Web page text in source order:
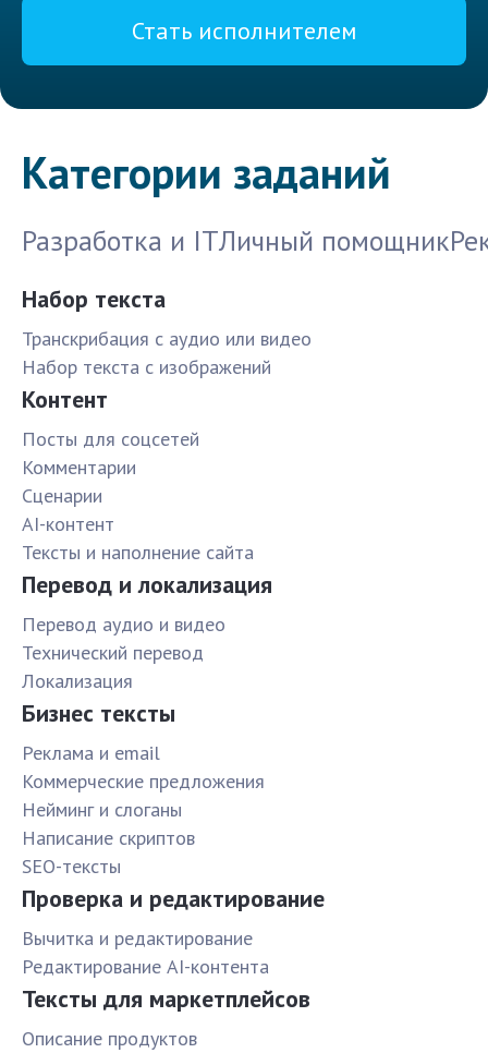
Стать исполнителем
Категории заданий
Разработка и ITЛичный помощник
Набор текста
Транскрибация с аудио или видео
Набор текста с изображений
Контент
Посты для соцсетей
Комментарии
Сценарии
AI-контент
Тексты и наполнение сайта
Перевод и локализация
Перевод аудио и видео
Технический перевод
Локализация
Бизнес тексты
Реклама и email
Коммерческие предложения
Нейминг и слоганы
Написание скриптов
SEO-тексты
Проверка и редактирование
Вычитка и редактирование
Редактирование AI-контента
Тексты для маркетплейсов
Описание продуктов